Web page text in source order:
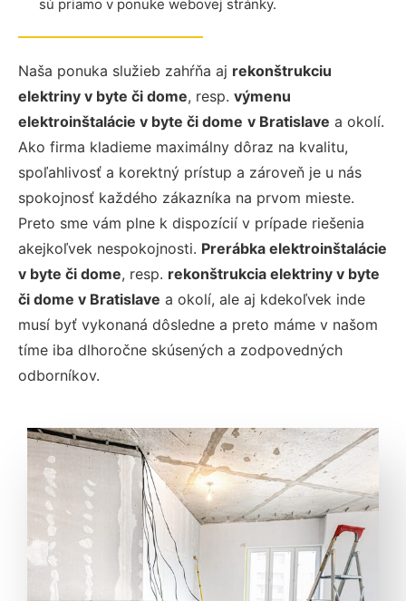
sú priamo v ponuke webovej stránky.
Naša ponuka služieb zahŕňa aj rekonštrukciu
elektriny v byte či dome, resp. výmenu
elektroinštalácie v byte či dome v Bratislave a okolí.
Ako firma kladieme maximálny dôraz na kvalitu,
spoľahlivosť a korektný prístup a zároveň je u nás
spokojnosť každého zákazníka na prvom mieste.
Preto sme vám plne k dispozícií v prípade riešenia
akejkoľvek nespokojnosti. Prerábka elektroinštalácie
v byte či dome, resp. rekonštrukcia elektriny v byte
či dome v Bratislave a okolí, ale aj kdekoľvek inde
musí byť vykonaná dôsledne a preto máme v našom
tíme iba dlhoročne skúsených a zodpovedných
odborníkov.